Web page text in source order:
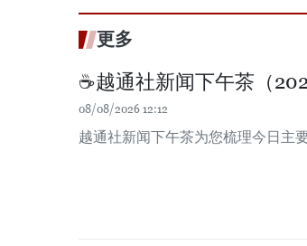
更多
☕️越通社新闻下午茶（
08/08/2026 12:12
越通社新闻下午茶为您梳理今日主